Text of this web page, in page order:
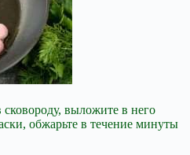
сковороду, выложите в него
обжарьте в течение минуты